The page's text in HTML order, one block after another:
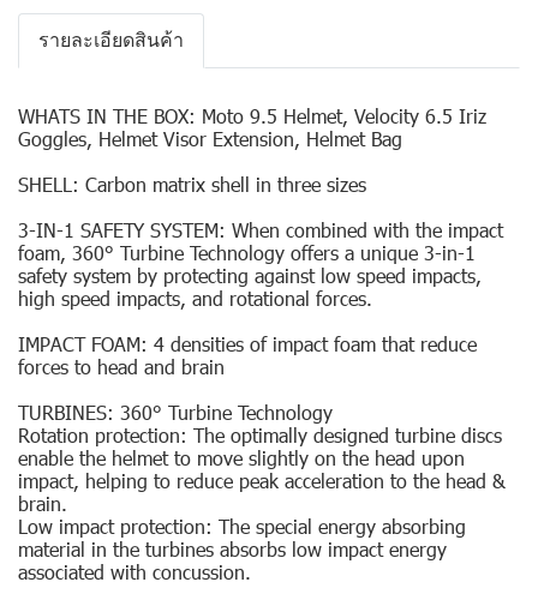
รายละเอียดสินค้า
WHATS IN THE BOX: Moto 9.5 Helmet, Velocity 6.5 Iriz
Goggles, Helmet Visor Extension, Helmet Bag
SHELL: Carbon matrix shell in three sizes
3-IN-1 SAFETY SYSTEM: When combined with the impact
foam, 360° Turbine Technology offers a unique 3-in-1
safety system by protecting against low speed impacts,
high speed impacts, and rotational forces.
IMPACT FOAM: 4 densities of impact foam that reduce
forces to head and brain
TURBINES: 360° Turbine Technology
Rotation protection: The optimally designed turbine discs
enable the helmet to move slightly on the head upon
impact, helping to reduce peak acceleration to the head &
brain.
Low impact protection: The special energy absorbing
material in the turbines absorbs low impact energy
associated with concussion.